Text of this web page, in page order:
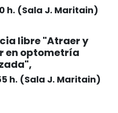
h. (Sala J. Maritain)
libre "Atraer y
en optometría
h. (Sala J. Maritain)